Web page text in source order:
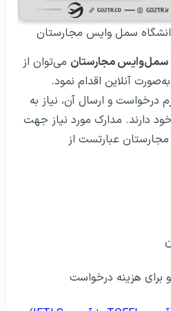
سمل وایس مجارستان
سمل‌وایس مجارستان می‌توان از
آنلاین اقدام نمود.
و ارسال آن، نیاز به
دارند. مدارک مورد نیاز جهت
عبارتست از